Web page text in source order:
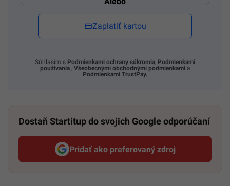
Zaplatiť kartou
Súhlasím s Podmienkami ochrany súkromia, Podmienkami
používania, Všeobecnými obchodnými podmienkami a
Podmienkami TrustPay.
Dostaň Startitup do svojich Google odporúčaní
Pridať ako preferovaný zdroj
Startitup, odkaz sa otvorí v